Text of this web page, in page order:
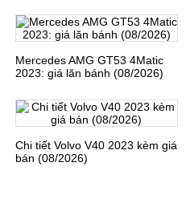
Mercedes AMG GT53 4Matic
2023: giá lăn bánh (08/2026)
Chi tiết Volvo V40 2023 kèm giá
bán (08/2026)